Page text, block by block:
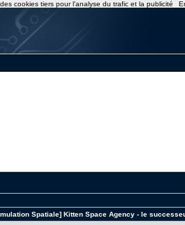
Spatiale] Kitten Space Agency - le
cookies tiers pour l'analyse du trafic et la publicité